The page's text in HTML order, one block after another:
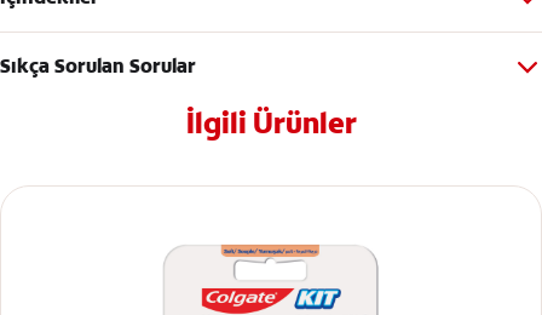
Sıkça Sorulan Sorular
İlgili Ürünler